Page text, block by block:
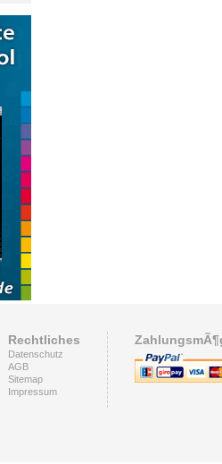
Rechtliches
Datenschutz
AGB
Sitemap
Impressum